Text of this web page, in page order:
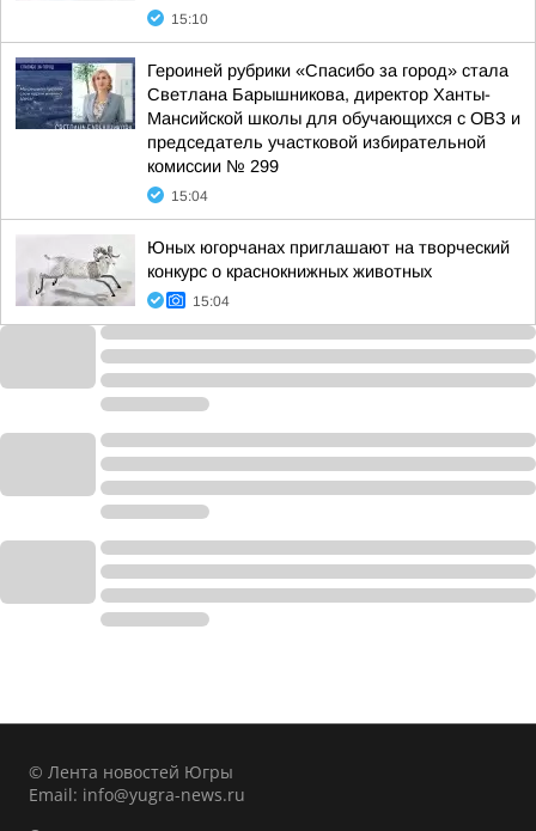
15:10
Героиней рубрики «Спасибо за город» стала
Светлана Барышникова, директор Ханты-
Мансийской школы для обучающихся с ОВЗ и
председатель участковой избирательной
комиссии № 299
15:04
Юных югорчанах приглашают на творческий
конкурс о краснокнижных животных
15:04
© Лента новостей Югры
Email: info@yugra-news.ru